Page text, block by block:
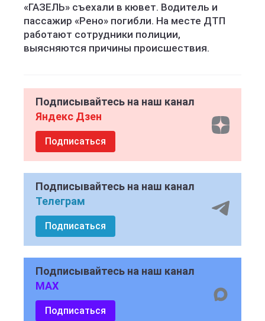
«ГАЗЕЛЬ» съехали в кювет. Водитель и
пассажир «Рено» погибли. На месте ДТП
работают сотрудники полиции,
выясняются причины происшествия.
Подписывайтесь на наш канал
Яндекс Дзен
Подписаться
Подписывайтесь на наш канал
Телеграм
Подписаться
Подписывайтесь на наш канал
MAX
Подписаться